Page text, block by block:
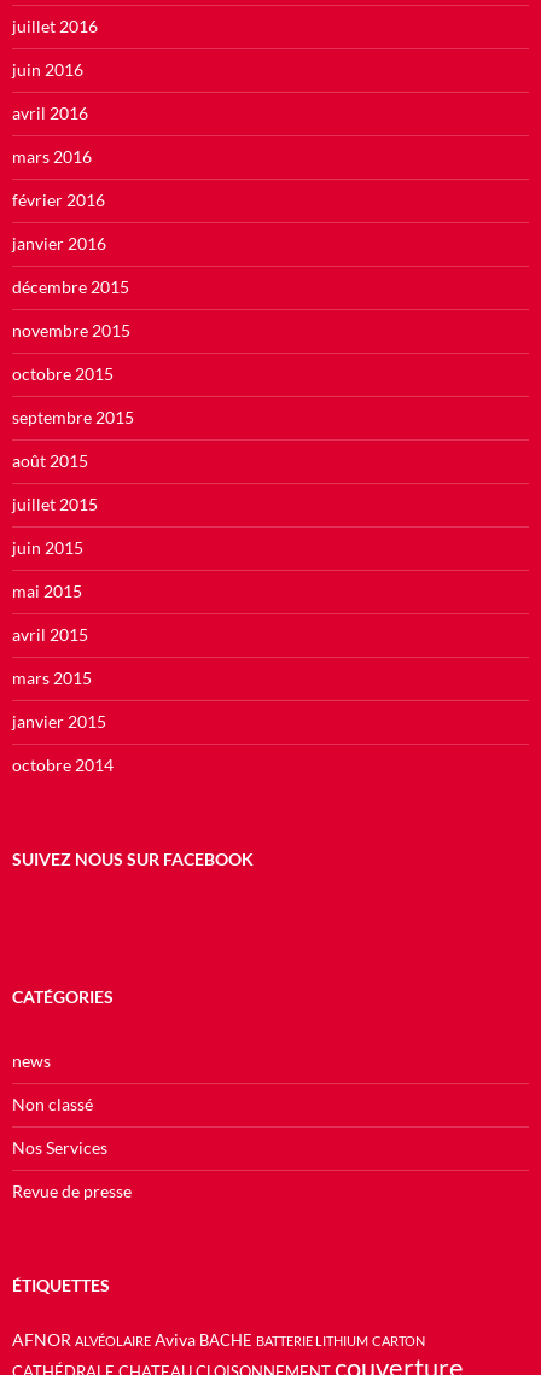
juillet 2016
juin 2016
avril 2016
mars 2016
février 2016
janvier 2016
décembre 2015
novembre 2015
octobre 2015
septembre 2015
août 2015
juillet 2015
juin 2015
mai 2015
avril 2015
mars 2015
janvier 2015
octobre 2014
SUIVEZ NOUS SUR FACEBOOK
CATÉGORIES
news
Non classé
Nos Services
Revue de presse
ÉTIQUETTES
AFNOR ALVÉOLAIRE Aviva BACHE BATTERIE LITHIUM CARTON
couverture